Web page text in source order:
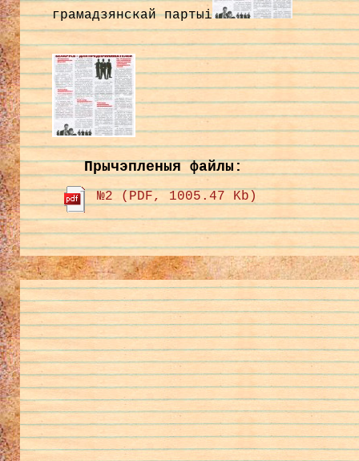
грамадзянскай партыі
Прычэпленыя файлы:
№2 (PDF, 1005.47 Kb)